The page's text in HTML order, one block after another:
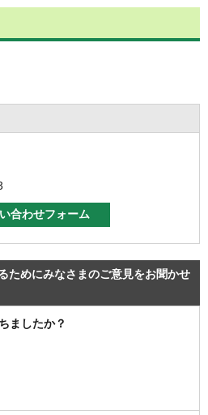
ためにみなさまのご意見をお聞かせ
ましたか？